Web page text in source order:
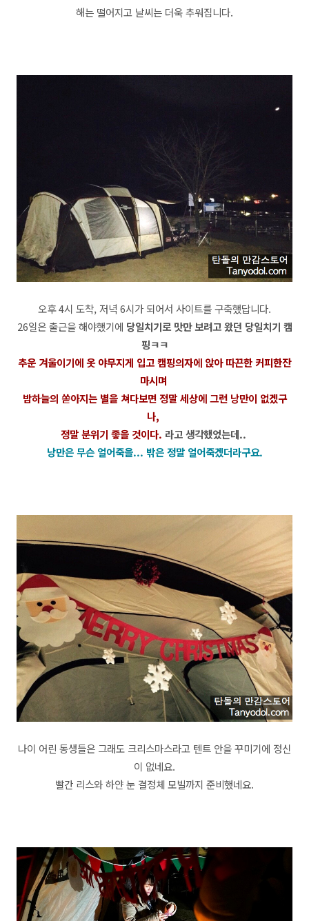
해는 떨어지고 날씨는 더욱 추워집니다.
오후 4시 도착, 저녁 6시가 되어서 사이트를 구축했답니다.
26일은 출근을 해야했기에 당일치기로 맛만 보려고 왔던 당일치기 캠
핑ㅋㅋ
추운 겨울이기에 옷 야무지게 입고 캠핑의자에 앉아 따끈한 커피한잔
마시며
밤하늘의 쏟아지는 별을 쳐다보면 정말 세상에 그런 낭만이 없겠구
나,
정말 분위기 좋을 것이다. 라고 생각했었는데..
낭만은 무슨 얼어죽을... 밖은 정말 얼어죽겠더라구요.
나이 어린 동생들은 그래도 크리스마스라고 텐트 안을 꾸미기에 정신
이 없네요.
빨간 리스와 하얀 눈 결정체 모빌까지 준비했네요.